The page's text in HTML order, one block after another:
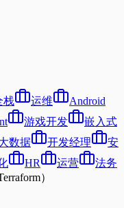
栈 运维
Android
游戏开发
嵌入式
数据 开发经理
安
HR 运营
法务
）